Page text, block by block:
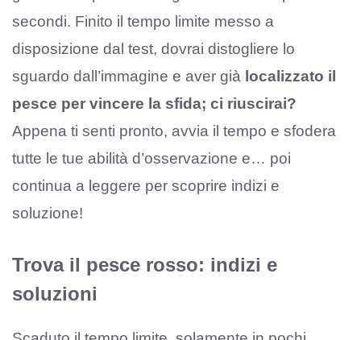
secondi. Finito il tempo limite messo a
disposizione dal test, dovrai distogliere lo
sguardo dall’immagine e aver già localizzato il
pesce per vincere la sfida; ci riuscirai?
Appena ti senti pronto, avvia il tempo e sfodera
tutte le tue abilità d’osservazione e… poi
continua a leggere per scoprire indizi e
soluzione!
Trova il pesce rosso: indizi e
soluzioni